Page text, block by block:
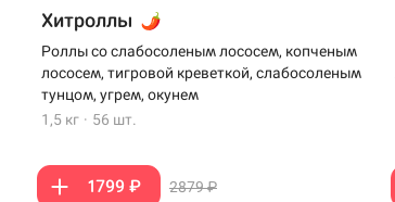
Хитроллы
Роллы со слабосоленым лососем, копченым
лососем, тигровой креветкой, слабосоленым
тунцом, угрем, окунем
1,5 кг · 56 шт.
1799 ₽ 2879 ₽